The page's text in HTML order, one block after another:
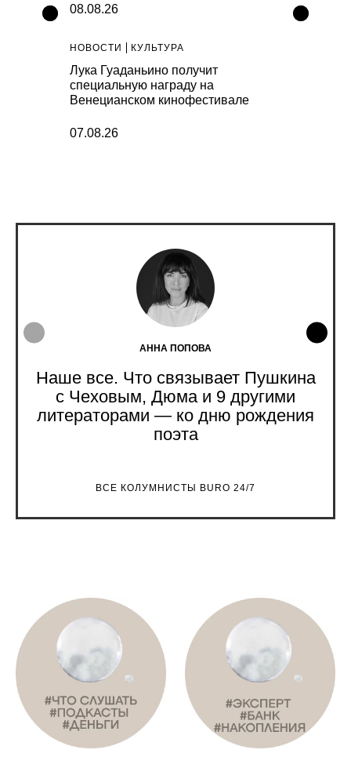
08.08.26
НОВОСТИ КУЛЬТУРА
Лука Гуаданьино получит
специальную награду на
Венецианском кинофестивале
07.08.26
07.08.26
АННА ПОПОВА
Наше все. Что связывает Пушкина
с Чеховым, Дюма и 9 другими
литераторами — ко дню рождения
поэта
ВСЕ КОЛУМНИСТЫ BURO 24/7